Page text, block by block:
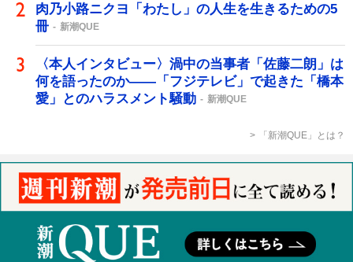
肉乃小路ニクヨ「わたし」の人生を生きるための5
冊
新潮QUE
〈本人インタビュー〉渦中の当事者「佐藤二朗」は
何を語ったのか――「フジテレビ」で起きた「橋本
愛」とのハラスメント騒動
新潮QUE
「新潮QUE」とは？